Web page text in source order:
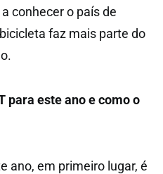
conhecer o país de
faz mais parte do
para este ano e como o
ano, em primeiro lugar, é